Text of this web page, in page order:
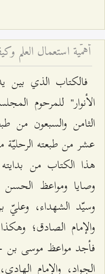
أهمّية استعمال العلم
فالكتاب الذي
الأنوار" للمرحوم
الثامن والسبعون من
عشر من طبعته الرحليّة
هذا الكتاب من
وصايا ومواعظ الحسن
وسيّد الشهداء، وعليّ
والإمام الصادق؛
فأجد مواعظ موسى بن
الجواد، والإمام